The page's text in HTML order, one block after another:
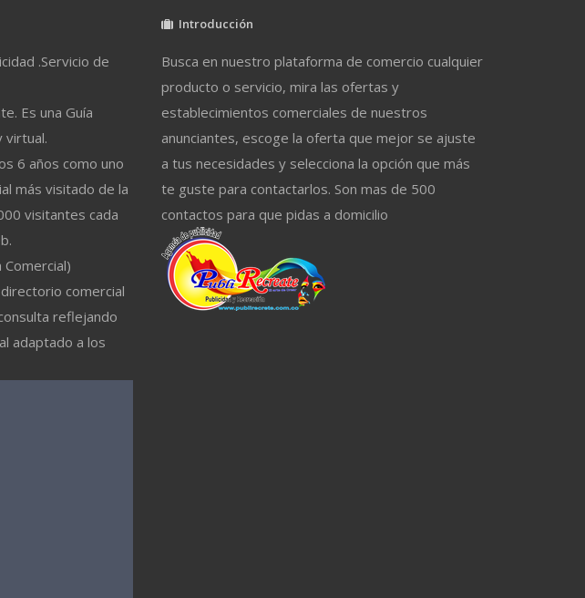
.Servicio de
Es una Guía
virtual.
6 años como uno
más visitado de la
visitantes cada
comercial
reflejando
adaptado a los
Introducción
Busca en nuestro plataforma de comercio cualquier
producto o servicio, mira las ofertas y
establecimientos comerciales de nuestros
anunciantes, escoge la oferta que mejor se ajuste
a tus necesidades y selecciona la opción que más
te guste para contactarlos. Son mas de 500
contactos para que pidas a domicilio